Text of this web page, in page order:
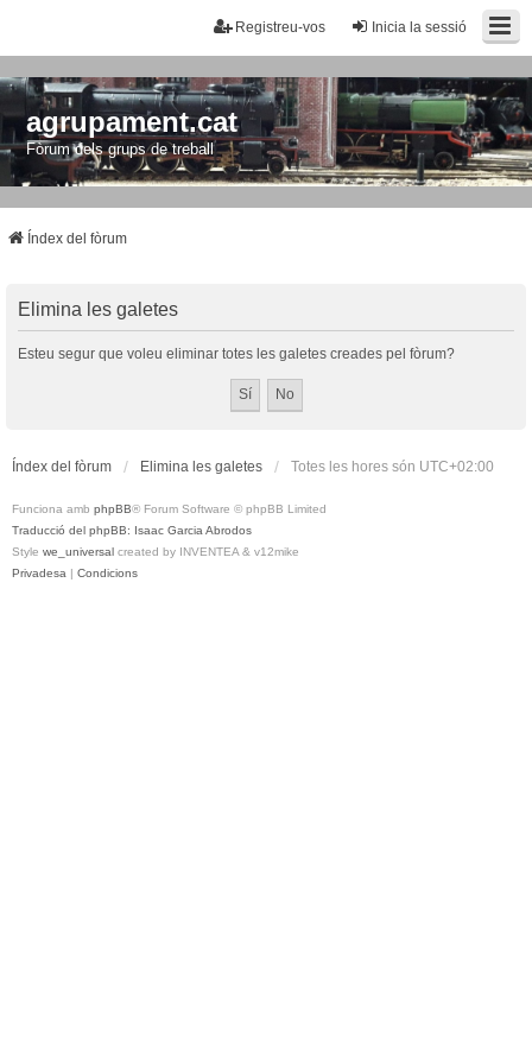
Inicia la sessió
Registreu-vos
agrupament.cat
Fòrum dels grups de treball
Índex del fòrum
Elimina les galetes
Esteu segur que voleu eliminar totes les galetes creades pel fòrum?
Índex del fòrum Elimina les galetes Totes les hores són UTC+02:00
Funciona amb phpBB® Forum Software © phpBB Limited
Traducció del phpBB: Isaac Garcia Abrodos
Style we_universal created by INVENTEA & v12mike
Privadesa | Condicions